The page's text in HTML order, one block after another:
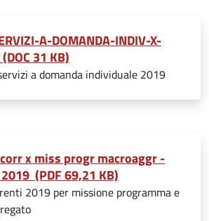
A-DOMANDA-INDIV-X-
31 KB)
a domanda individuale 2019
x miss progr macroaggr -
(PDF 69,21 KB)
2019 per missione programma e